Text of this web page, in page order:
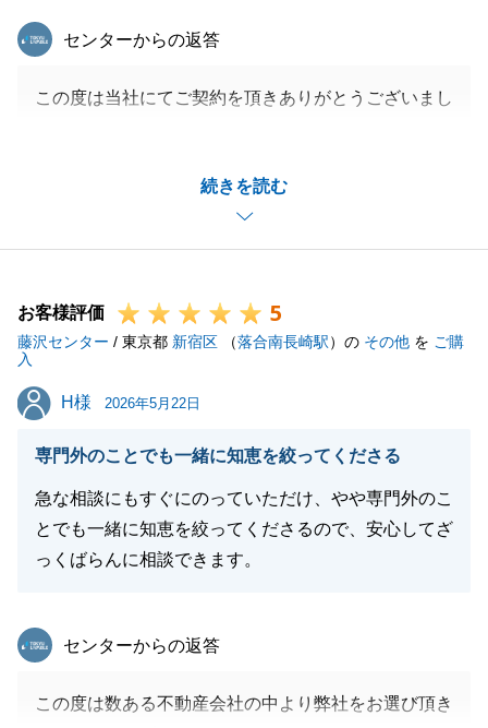
誠意サポートさせていただきます。
続きを読む
東急リバブル
センターからの返答
この度は当社にてご契約を頂きありがとうございまし
またご主人様、ご子息様にも改めてご挨拶をさせて頂
きたく思いますので今後ともよろしくお願い申し上げ
お客様評価 5
藤沢センター / 東京都 新宿区 （落合南長崎駅）の その他 を ご購
入
H様
H様 2026年5月22日
専門外のことでも一緒に知恵を絞ってくださる
急な相談にもすぐにのっていただけ、やや専門外のこ
とでも一緒に知恵を絞ってくださるので、安心してざ
っくばらんに相談できます。
東急リバブル
センターからの返答
この度は数ある不動産会社の中より弊社をお選び頂き